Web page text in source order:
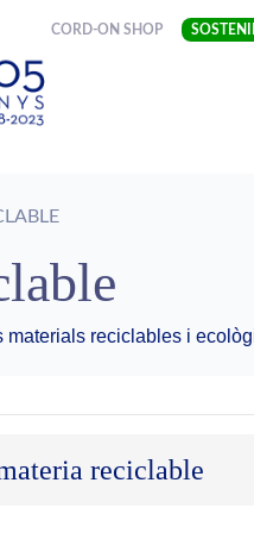
CORD-ON SHOP
reciclables i
reciclable